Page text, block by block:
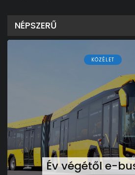
NÉPSZERŰ
KÖZÉLET
Év végétől e-